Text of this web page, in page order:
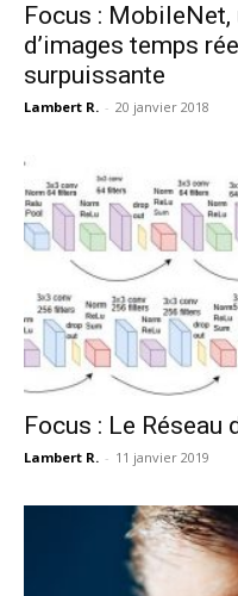
Focus :
d’images temps
surpuissante
Lambert R. - 20 janvier 2018
Focus : Le
Lambert R. - 11 janvier 2019